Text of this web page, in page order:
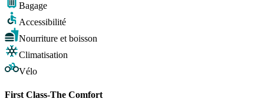
Bagage
Accessibilité
Nourriture et boisson
Climatisation
Vélo
First Class-The Comfort